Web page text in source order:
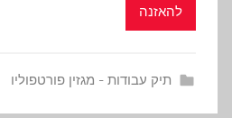
להאזנה
תיק עבודות - מגזין פורטפוליו